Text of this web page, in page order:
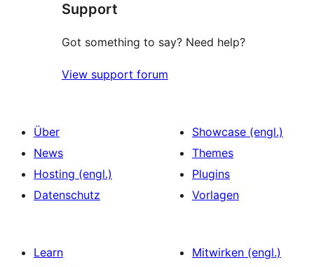
Support
Got something to say? Need help?
View support forum
Über
News
Hosting (engl.)
Datenschutz
Showcase (engl.)
Themes
Plugins
Vorlagen
Learn
Mitwirken (engl.)